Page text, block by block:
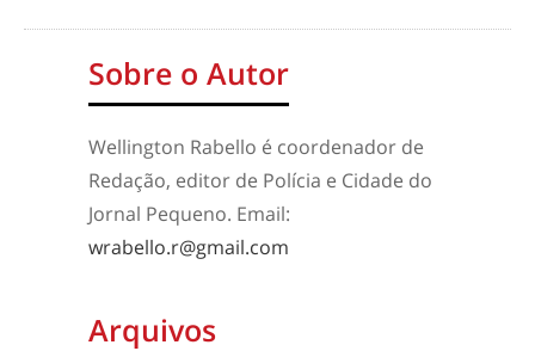
Sobre o Autor
Wellington Rabello é coordenador de
Redação, editor de Polícia e Cidade do
Jornal Pequeno. Email:
wrabello.r@gmail.com
Arquivos